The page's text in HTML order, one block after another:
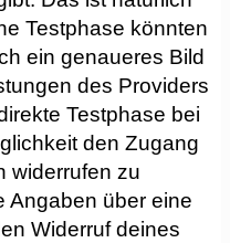
Testphase könnten
ein genaueres Bild
des Providers
Testphase bei
den Zugang
widerrufen zu
Angaben über eine
Widerruf deines